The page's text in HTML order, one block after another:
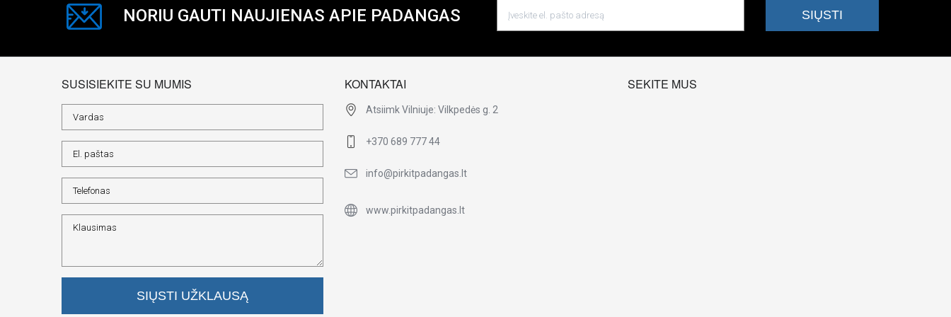
NORIU GAUTI NAUJIENAS APIE PADANGAS
SUSISIEKITE SU MUMIS
SIŲSTI UŽKLAUSĄ
KONTAKTAI
Atsiimk Vilniuje: Vilkpedės g. 2
+370 689 777 44
info@pirkitpadangas.lt
www.pirkitpadangas.lt
SEKITE MUS